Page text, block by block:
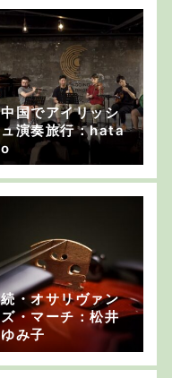
中国でアイリッシ
ュ演奏旅行：hata
o
続・オサリヴァン
ズ・マーチ：松井
ゆみ子